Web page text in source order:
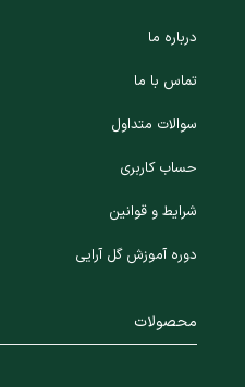
درباره ما
تماس با ما
سوالات متداول
حساب کاربری
شرایط و قوانین
دوره آموزش گل آرایی
محصولات